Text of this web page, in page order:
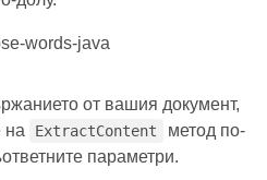
от вашия документ,
на
ExtractContent
метод по-
параметри.